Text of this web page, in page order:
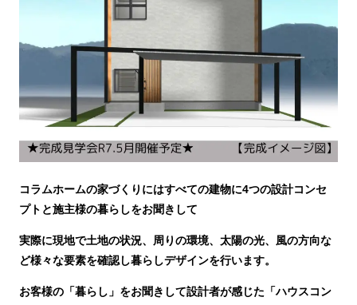
コラムホームの家づくりにはすべての建物に4つの設計コンセ
プトと施主様の暮らしをお聞きして
実際に現地で土地の状況、周りの環境、太陽の光、風の方向な
ど様々な要素を確認し暮らしデザインを行います。
お客様の「暮らし」をお聞きして設計者が感じた「ハウスコン